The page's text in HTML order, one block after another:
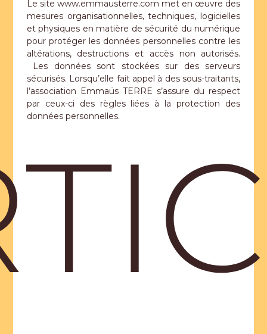
Le site www.emmausterre.com met en œuvre des
mesures organisationnelles, techniques, logicielles
et physiques en matière de sécurité du numérique
pour protéger les données personnelles contre les
altérations, destructions et accès non autorisés.
Les données sont stockées sur des serveurs
sécurisés. Lorsqu’elle fait appel à des sous-traitants,
l’association Emmaüs TERRE s’assure du respect
par ceux-ci des règles liées à la protection des
données personnelles.